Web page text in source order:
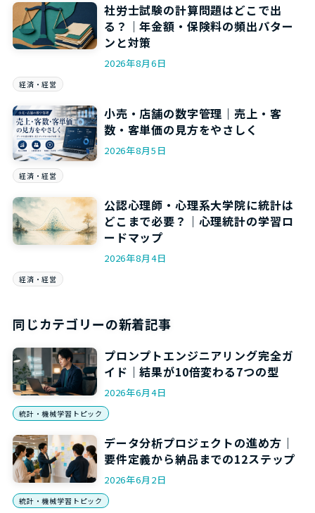
社労士試験の計算問題はどこで出
る？｜年金額・保険料の頻出パター
ンと対策
2026年8月6日
経済・経営
小売・店舗の数字管理｜売上・客
数・客単価の見方をやさしく
2026年8月5日
経済・経営
公認心理師・心理系大学院に統計は
どこまで必要？｜心理統計の学習ロ
ードマップ
2026年8月4日
経済・経営
同じカテゴリーの新着記事
プロンプトエンジニアリング完全ガ
イド｜結果が10倍変わる7つの型
2026年6月4日
統計・機械学習トピック
データ分析プロジェクトの進め方｜
要件定義から納品までの12ステップ
2026年6月2日
統計・機械学習トピック